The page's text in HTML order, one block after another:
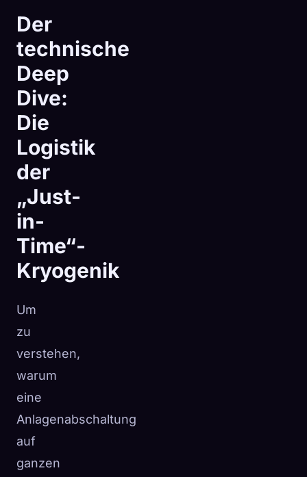
Der
technische
Deep
Dive:
Die
Logistik
der
„Just-
in-
Time“-
Kryogenik
Um
zu
verstehen,
warum
eine
Anlagenabschaltung
auf
ganzen